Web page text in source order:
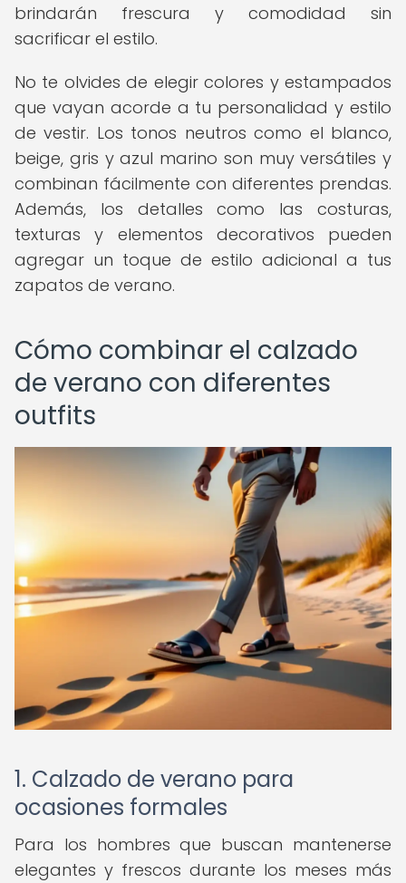
brindarán frescura y comodidad sin
sacrificar el estilo.
No te olvides de elegir colores y estampados
que vayan acorde a tu personalidad y estilo
de vestir. Los tonos neutros como el blanco,
beige, gris y azul marino son muy versátiles y
combinan fácilmente con diferentes prendas.
Además, los detalles como las costuras,
texturas y elementos decorativos pueden
agregar un toque de estilo adicional a tus
zapatos de verano.
Cómo combinar el calzado
de verano con diferentes
outfits
1. Calzado de verano para
ocasiones formales
Para los hombres que buscan mantenerse
elegantes y frescos durante los meses más